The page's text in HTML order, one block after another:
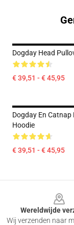
Dogday Head
€ 39,51 - € 45,95
Dogday En Catnap
Hoodie
€ 39,51 - € 45,95
Wereldwijde
Wij verzenden naar